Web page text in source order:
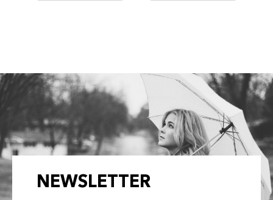
NEWSLETTER